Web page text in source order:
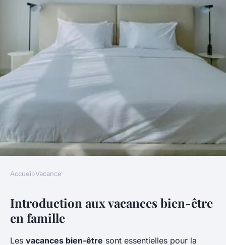
Vacances bien-être en famille
: guide pour réussir
Accueil›Vacance
Introduction aux vacances bien-être
en famille
Les vacances bien-être sont essentielles pour la